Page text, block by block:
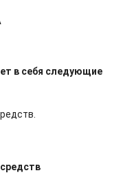
в себя следующие